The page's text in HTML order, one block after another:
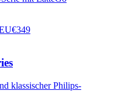
€349
klassischer Philips-